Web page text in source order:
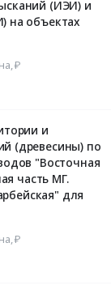
(ИЭИ) и
на объектах
₽
и
(древесины) по
"Восточная
часть МГ.
для
₽